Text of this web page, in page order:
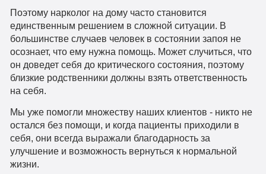
Поэтому нарколог на дому часто становится
единственным решением в сложной ситуации. В
большинстве случаев человек в состоянии запоя не
осознает, что ему нужна помощь. Может случиться, что
он доведет себя до критического состояния, поэтому
близкие родственники должны взять ответственность
на себя.
Мы уже помогли множеству наших клиентов - никто не
остался без помощи, и когда пациенты приходили в
себя, они всегда выражали благодарность за
улучшение и возможность вернуться к нормальной
жизни.